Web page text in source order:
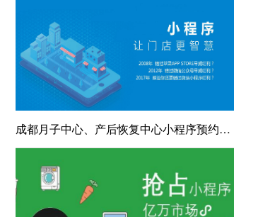
成都月子中心、产后恢复中心小程序预约管理系统